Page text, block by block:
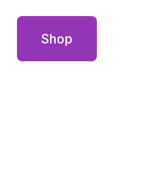
Shop